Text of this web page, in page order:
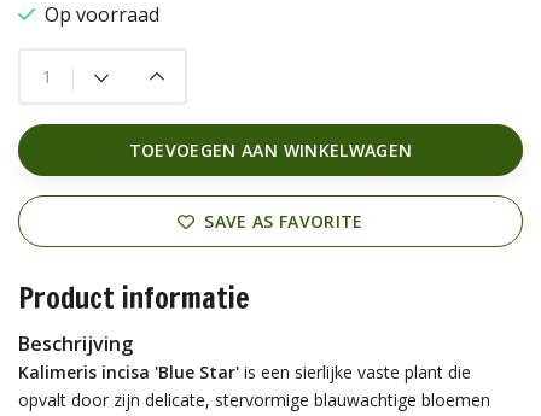
Op voorraad
TOEVOEGEN AAN WINKELWAGEN
SAVE AS FAVORITE
Product informatie
Beschrijving
Kalimeris incisa 'Blue Star' is een sierlijke vaste plant die
opvalt door zijn delicate, stervormige blauwachtige bloemen